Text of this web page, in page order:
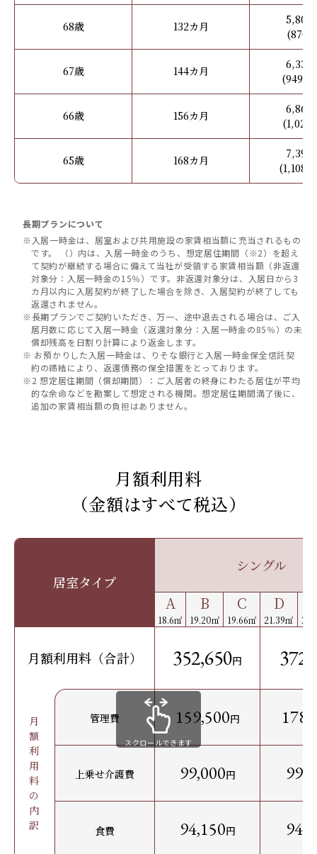
68歳 132カ月
5,800
(870
67歳 144カ月
6,330
(949.5
66歳 156カ月
6,860
(1,029
65歳 168カ月
7,390
長期プランについて
※入居一時金は、居室および共用施設の家賃相当額に充当されるもの
です。 （）内は、入居一時金のうち、想定居住期間（※2）を超え
て契約が継続する場合に備えて当社が受領する家賃相当額（非返還
対象分：入居一時金の15％）です。非返還対象分は、入居日から3
カ月以内に入居契約が終了した場合を除き、入居契約が終了しても
返還されません。
※長期プランでご契約いただき、万一、途中退去される場合は、ご入
居月数に応じて入居一時金（返還対象分：入居一時金の85％）の未
償却残高を日割り計算により返金します。
※ お預かりした入居一時金は、りそな銀行と入居一時金保全信託契
約の締結により、返還債務の保全措置をとっております。
※2 想定居住期間（償却期間）：ご入居者の終身にわたる居住が平均
的な余命などを勘案して想定される機関。想定居住期間満了後に、
追加の家賃相当額の負担はありません。
月額利用料
（金額はすべて税込）
居室タイプ
シングル
A
18.6㎡
B
19.20㎡
C
19.66㎡
D
21.39㎡
月額利用料（合計） 352,650円
月
額
利
用
料
の
内
訳
管理費 159,500円
上乗せ介護費 99,000円
食費 94,150円
スクロールできます